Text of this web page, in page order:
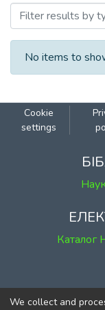
Browsing
No items to
Cookie
settings
Каталог
м.
We collect and